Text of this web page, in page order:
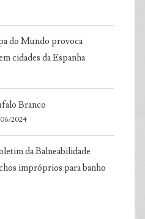
do Mundo provoca
cidades da Espanha
Branco
2024
da Balneabilidade
impróprios para banho